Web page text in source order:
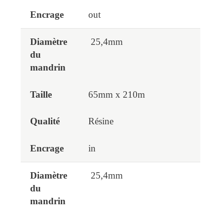
out
25,4mm
65mm x 210m
Résine
in
25,4mm